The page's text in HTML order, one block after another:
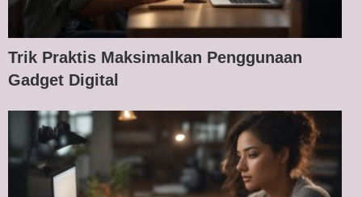
Trik Praktis Maksimalkan Penggunaan
Gadget Digital